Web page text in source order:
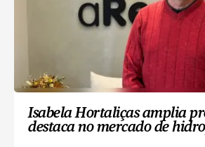
Isabela Hortaliças amplia
destaca no mercado de